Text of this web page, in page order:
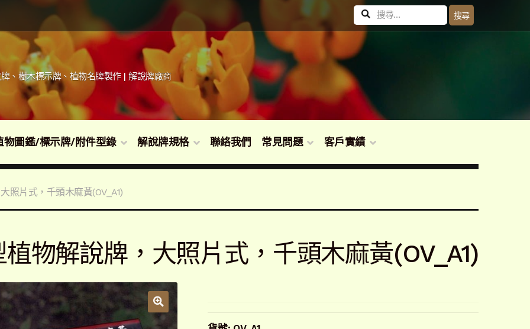
搜
尋
關
搜尋
、樹木標示牌、植物名牌製作 | 解說牌廠商
物圖鑑/標示牌/附件型錄 解說牌規格 聯絡我們 常見問題 客戶實績
照片式，千頭木麻黃(OV_A1)
植物解說牌，大照片式，千頭木麻黃(OV_A1)